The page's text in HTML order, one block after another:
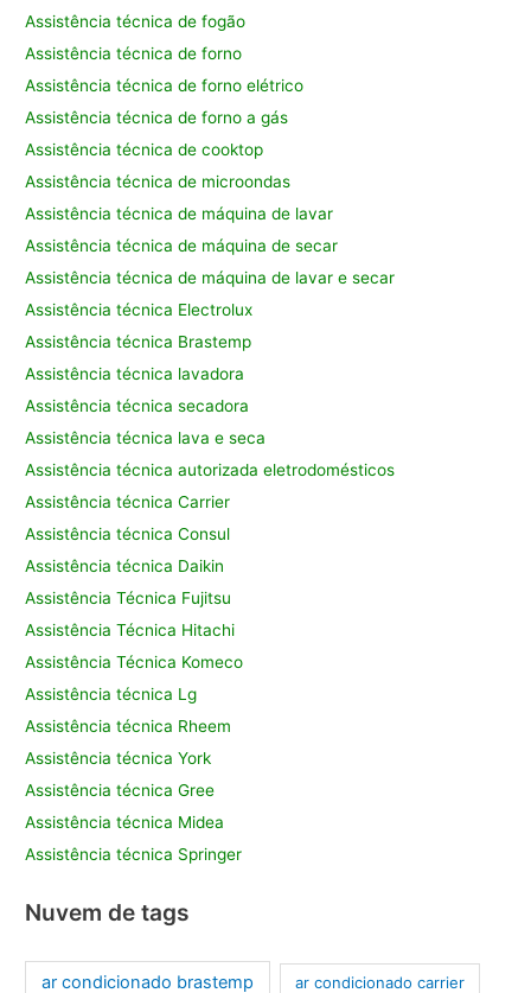
Assistência técnica de fogão
Assistência técnica de forno
Assistência técnica de forno elétrico
Assistência técnica de forno a gás
Assistência técnica de cooktop
Assistência técnica de microondas
Assistência técnica de máquina de lavar
Assistência técnica de máquina de secar
Assistência técnica de máquina de lavar e secar
Assistência técnica Electrolux
Assistência técnica Brastemp
Assistência técnica lavadora
Assistência técnica secadora
Assistência técnica lava e seca
Assistência técnica autorizada eletrodomésticos
Assistência técnica Carrier
Assistência técnica Consul
Assistência técnica Daikin
Assistência Técnica Fujitsu
Assistência Técnica Hitachi
Assistência Técnica Komeco
Assistência técnica Lg
Assistência técnica Rheem
Assistência técnica York
Assistência técnica Gree
Assistência técnica Midea
Assistência técnica Springer
Nuvem de tags
ar condicionado brastemp ar condicionado carrier